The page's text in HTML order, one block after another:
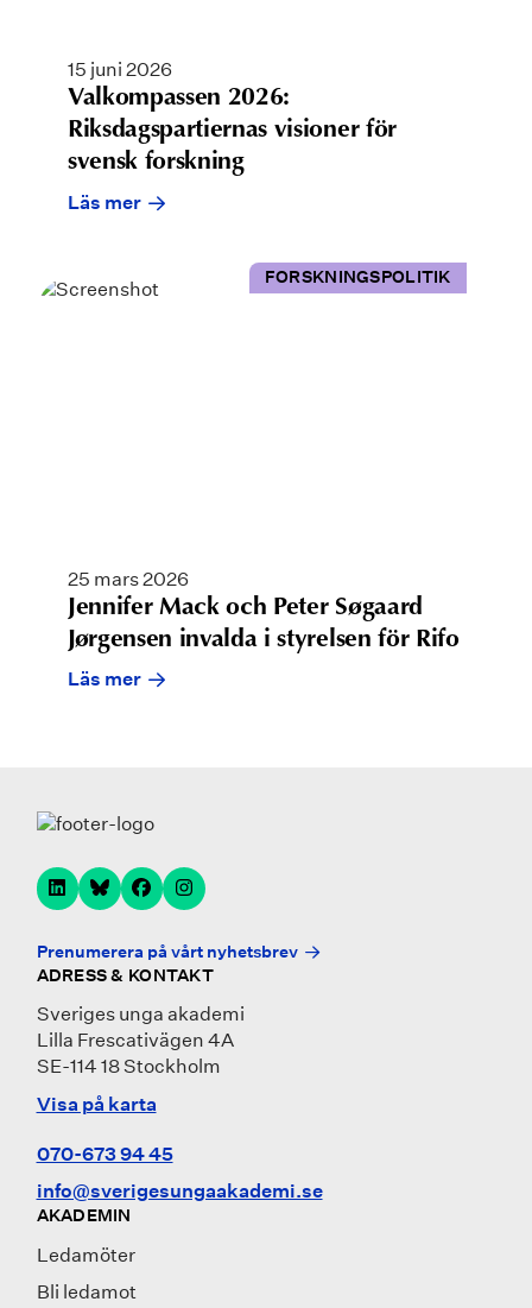
15 juni 2026
Valkompassen 2026:
Riksdagspartiernas visioner för
svensk forskning
Läs mer
FORSKNINGSPOLITIK
25 mars 2026
Jennifer Mack och Peter Søgaard
Jørgensen invalda i styrelsen för Rifo
Läs mer
Prenumerera på vårt nyhetsbrev
ADRESS & KONTAKT
Sveriges unga akademi
Lilla Frescativägen 4A
SE-114 18 Stockholm
Visa på karta
070-673 94 45
info@sverigesungaakademi.se
AKADEMIN
Ledamöter
Bli ledamot